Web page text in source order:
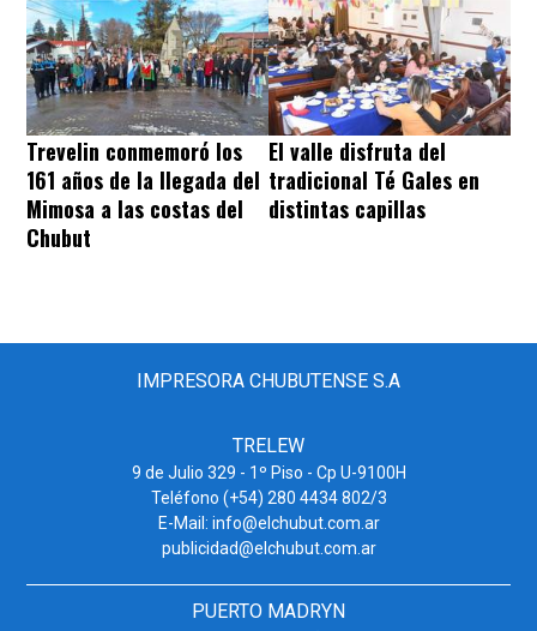
Trevelin conmemoró los
161 años de la llegada del
Mimosa a las costas del
Chubut
El valle disfruta del
tradicional Té Gales en
distintas capillas
IMPRESORA CHUBUTENSE S.A
TRELEW
9 de Julio 329 - 1º Piso - Cp U-9100H
Teléfono (+54) 280 4434 802/3
E-Mail: info@elchubut.com.ar
publicidad@elchubut.com.ar
PUERTO MADRYN